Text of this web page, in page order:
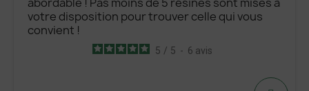
votre disposition pour trouver celle qui vous
convient !
5 / 5 - 6 avis